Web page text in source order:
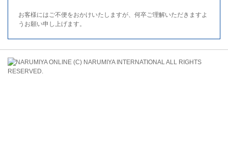
お客様にはご不便をおかけいたしますが、何卒ご理解いただきますよ
うお願い申し上げます。